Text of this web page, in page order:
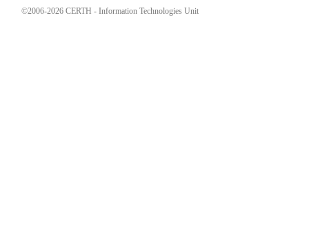
©2006-2026 CERTH - Information Technologies Unit